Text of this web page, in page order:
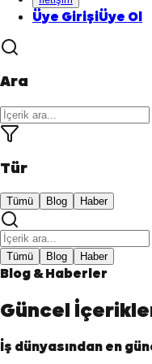
Üye GirişiÜye Ol
Ara
Tür
Tümü Blog Haber
Tümü Blog Haber
Blog & Haberler
Güncel
İş dünyasından en